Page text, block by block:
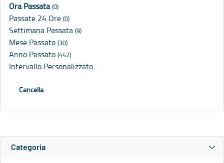
Ora Passata(0)
Passate 24 Ore (0)
Settimana Passata (9)
Mese Passato (30)
Anno Passato (442)
Intervallo Personalizzato…
Cancella
Categoria